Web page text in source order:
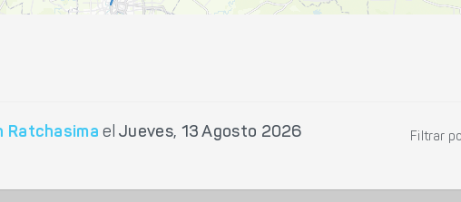
Ratchasima elJueves, 13 Agosto 2026 Filtrar